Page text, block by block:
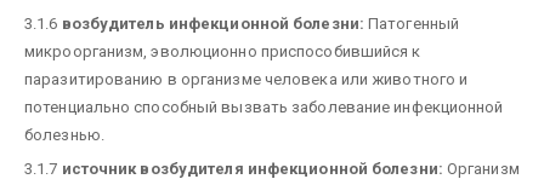
3.1.6 возбудитель инфекционной болезни: Патогенный
микроорганизм, эволюционно приспособившийся к
паразитированию в организме человека или животного и
потенциально способный вызвать заболевание инфекционной
болезнью.
3.1.7 источник возбудителя инфекционной болезни: Организм